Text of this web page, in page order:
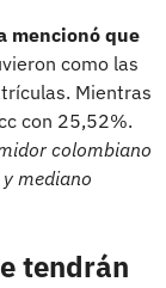
mencionó que
como las
Mientras
con 25,52%.
colombiano
mediano
tendrán